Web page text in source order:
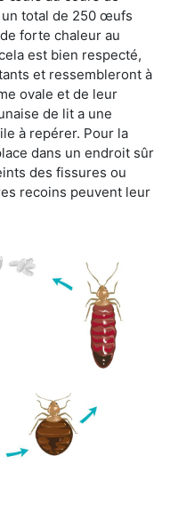
total de 250 œufs
forte chaleur au
est bien respecté,
et ressembleront à
ovale et de leur
de lit a une
à repérer. Pour la
dans un endroit sûr
des fissures ou
recoins peuvent leur